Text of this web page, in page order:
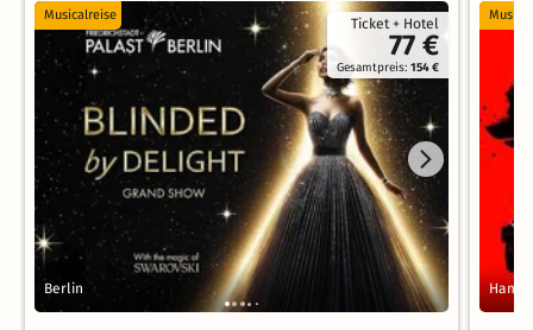
Ticket + Hotel
77 €
Gesamtpreis:154 €
Musicalreise
Berlin